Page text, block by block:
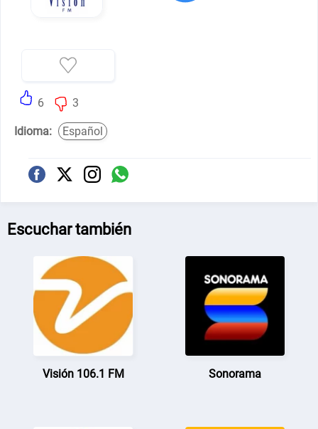
6 3
Idioma: Español
Escuchar también
Visión 106.1 FM Sonorama